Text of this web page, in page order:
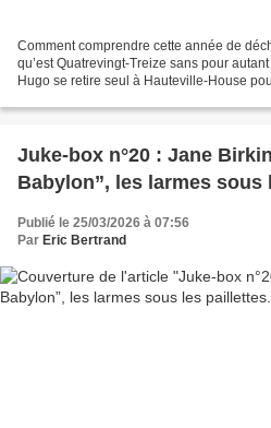
Comment comprendre cette année de
qu’est Quatrevingt-Treize sans pour
Hugo se retire seul à Hauteville-House
Juke-box n°20 : Jane
Babylon”, les larmes sous
Publié le 25/03/2026 à 07:56
Par Eric Bertrand